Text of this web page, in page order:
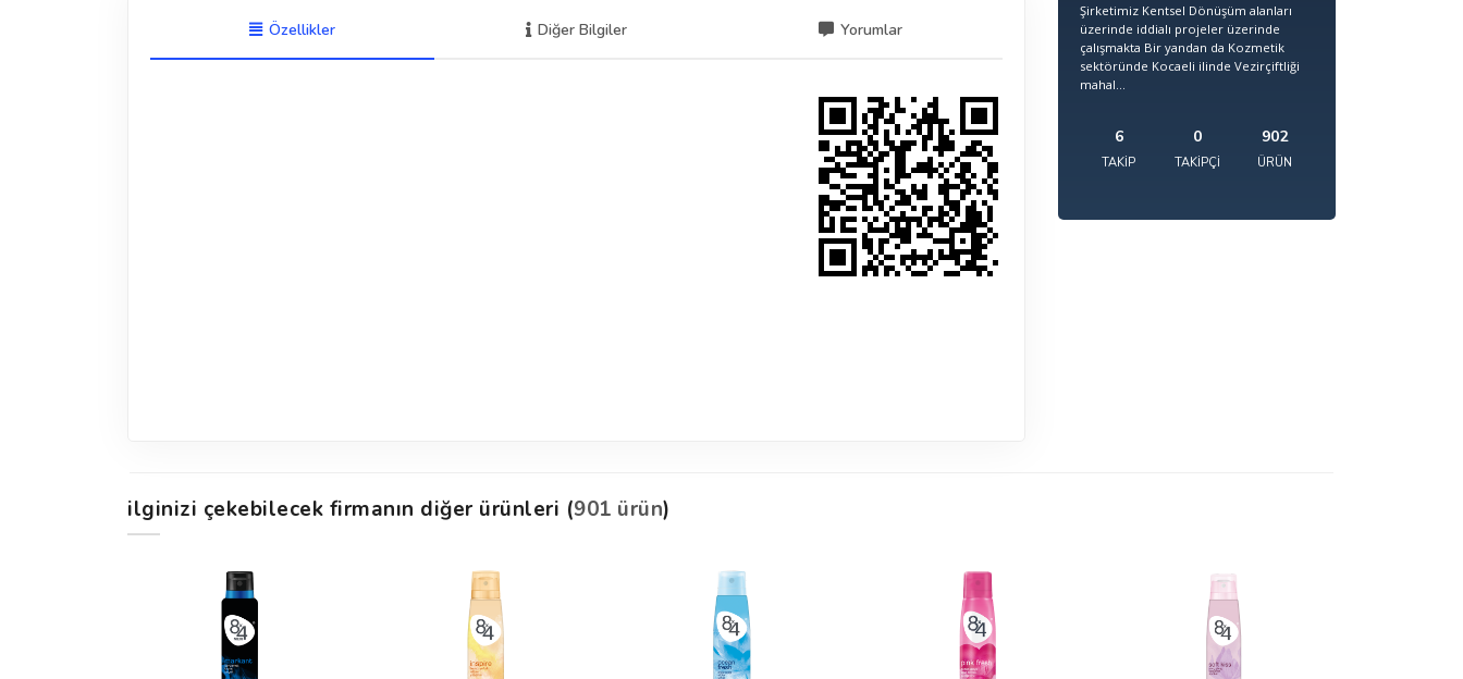
Özellikler Diğer Bilgiler Yorumlar
Şirketimiz Kentsel Dönüşüm alanları
üzerinde iddialı projeler üzerinde
çalışmakta Bir yandan da Kozmetik
sektöründe Kocaeli ilinde Vezirçiftliği
mahal...
6
TAKIP
0
TAKIPÇI
902
ÜRÜN
ilginizi çekebilecek firmanın diğer ürünleri (901 ürün)